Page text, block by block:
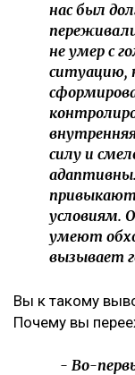
нас был
не умер с
ситуацию,
силу и
условиям.
умеют
вызывает
Вы к такому
Почему вы
- Во-